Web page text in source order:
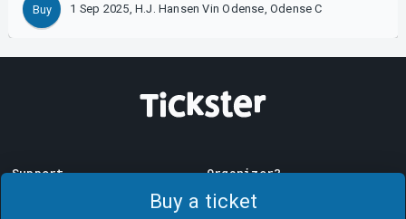
Buy a ticket
Buy 1 Sep 2025, H.J. Hansen Vin Odense, Odense C
Support
Organizer?
Sell with us!